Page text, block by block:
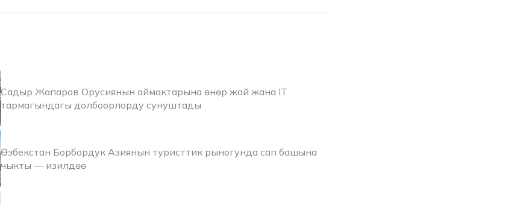
Садыр Жапаров Орусиянын аймактарына өнөр жай жана IT
тармагындагы долбоорлорду сунуштады
Өзбекстан Борбордук Азиянын туристтик рыногунда сап башына
чыкты — изилдөө